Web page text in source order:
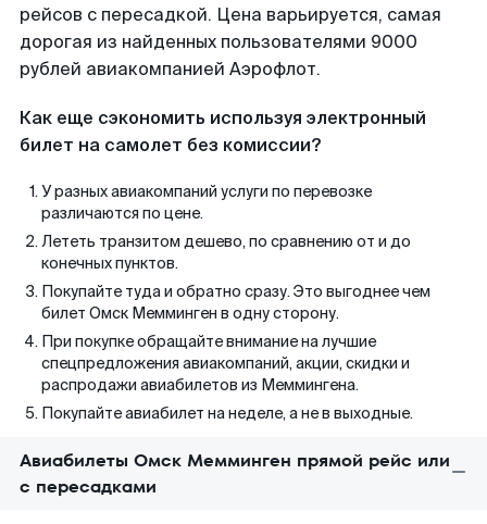
рейсов с пересадкой. Цена варьируется, самая
дорогая из найденных пользователями 9000
рублей авиакомпанией Аэрофлот.
Как еще сэкономить используя электронный
билет на самолет без комиссии?
У разных авиакомпаний услуги по перевозке
различаются по цене.
Лететь транзитом дешево, по сравнению от и до
конечных пунктов.
Покупайте туда и обратно сразу. Это выгоднее чем
билет Омск Мемминген в одну сторону.
При покупке обращайте внимание на лучшие
спецпредложения авиакомпаний, акции, скидки и
распродажи авиабилетов из Меммингена.
Покупайте авиабилет на неделе, а не в выходные.
Авиабилеты Омск Мемминген прямой рейс или
с пересадками